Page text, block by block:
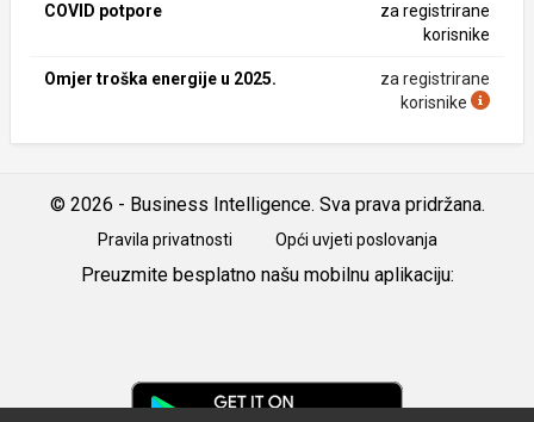
COVID potpore
za registrirane
korisnike
Omjer troška energije u 2025.
za registrirane
korisnike
© 2026 - Business Intelligence. Sva prava pridržana.
Pravila privatnosti Opći uvjeti poslovanja
Preuzmite besplatno našu mobilnu aplikaciju: